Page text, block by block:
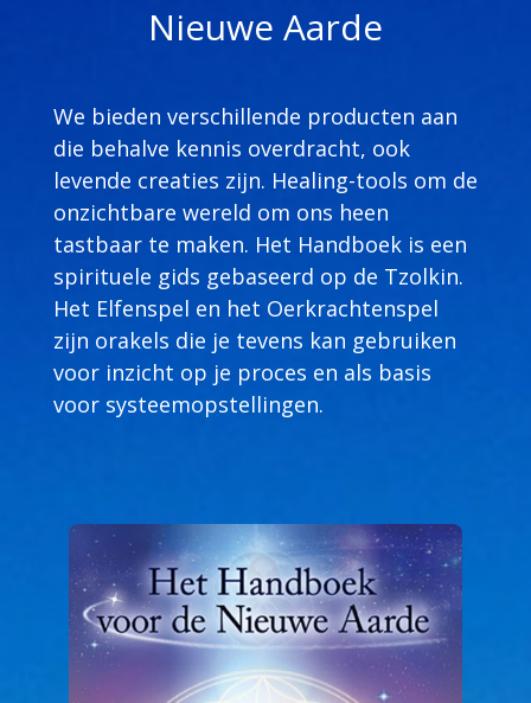
Nieuwe Aarde
We bieden verschillende producten aan
die behalve kennis overdracht, ook
levende creaties zijn. Healing-tools om de
onzichtbare wereld om ons heen
tastbaar te maken. Het Handboek is een
spirituele gids gebaseerd op de Tzolkin.
Het Elfenspel en het Oerkrachtenspel
zijn orakels die je tevens kan gebruiken
voor inzicht op je proces en als basis
voor systeemopstellingen.